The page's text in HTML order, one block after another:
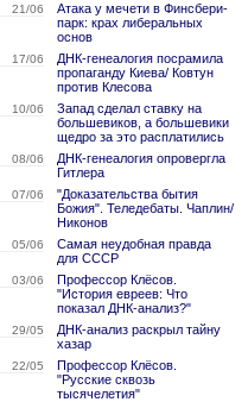
21/06
Атака у мечети в Финсбери-
парк: крах либеральных
основ
17/06
ДНК-генеалогия посрамила
пропаганду Киева/ Ковтун
против Клесова
10/06
Запад сделал ставку на
большевиков, а большевики
щедро за это расплатились
08/06
ДНК-генеалогия опровергла
Гитлера
07/06
"Доказательства бытия
Божия". Теледебаты. Чаплин/
Никонов
05/06
Самая неудобная правда
для СССР
03/06
Профессор Клёсов.
"История евреев: Что
показал ДНК-анализ?"
29/05
ДНК-анализ раскрыл тайну
хазар
22/05
Профессор Клёсов.
"Русские сквозь
тысячелетия"